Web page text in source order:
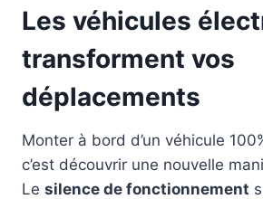
Les véhicules
transforment vos
déplacements
Monter à bord d’un véhicule
c’est découvrir une nouvelle
Le silence de fonctionnement